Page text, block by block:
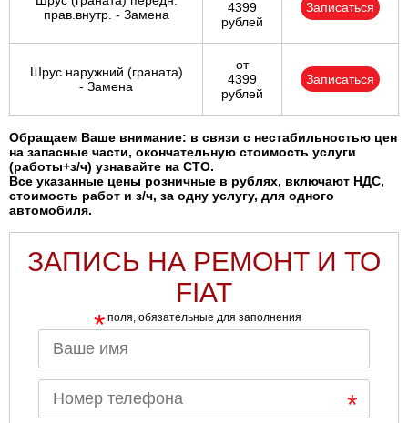
прав.внутр. - Замена
4399
рублей
Записаться
Шрус наружний (граната)
- Замена
от
4399
рублей
Записаться
Обращаем Ваше внимание: в связи с нестабильностью цен
на запасные части, окончательную стоимость услуги
(работы+з/ч) узнавайте на СТО.
Все указанные цены розничные в рублях, включают НДС,
стоимость работ и з/ч, за одну услугу, для одного
автомобиля.
ЗАПИСЬ НА РЕМОНТ И ТО
FIAT
* поля, обязательные для заполнения